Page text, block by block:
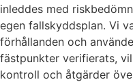
inleddes med
egen fallskyddsplan. Vi
förhållanden och
fästpunkter verifierats,
kontroll och åtgärder